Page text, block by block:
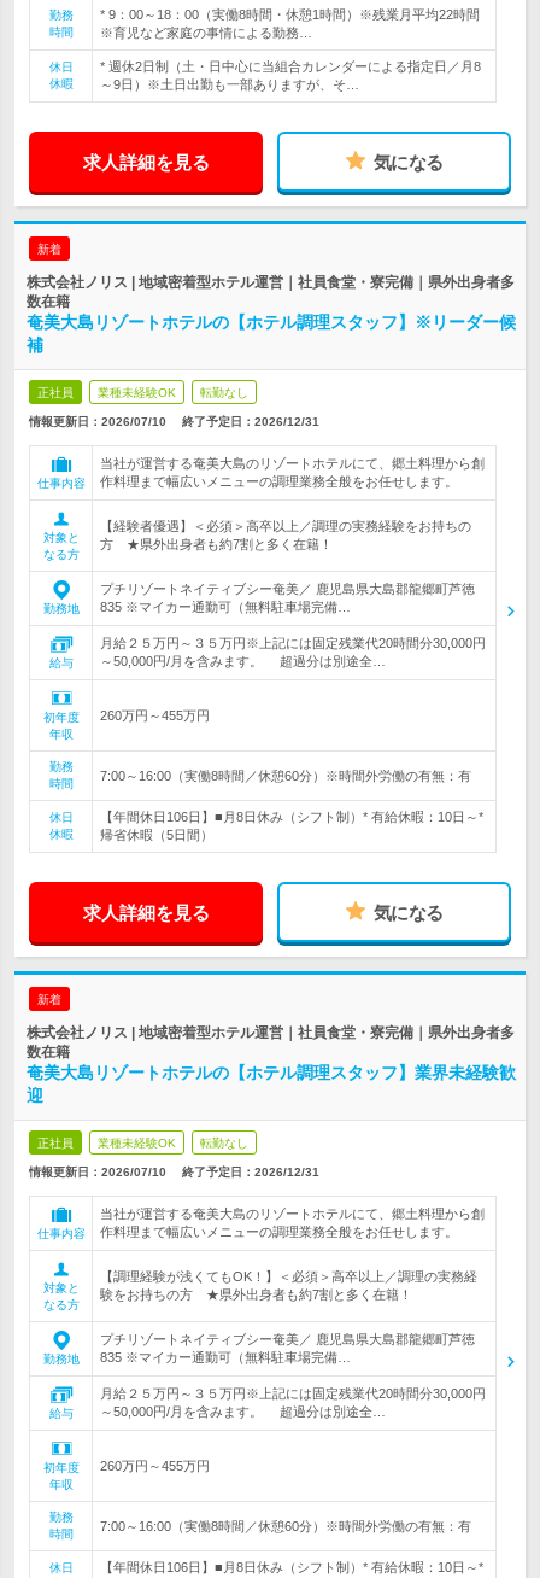
勤務
時間
* 9：00～18：00（実働8時間・休憩1時間）※残業月平均22時間
※育児など家庭の事情による勤務…
休日
休暇
* 週休2日制（土・日中心に当組合カレンダーによる指定日／月8
～9日）※土日出勤も一部ありますが、そ…
求人詳細を見る 気になる
新着
株式会社ノリス | 地域密着型ホテル運営｜社員食堂・寮完備｜県外出身者多
数在籍
奄美大島リゾートホテルの【ホテル調理スタッフ】※リーダー候
補
正社員 業種未経験OK 転勤なし
情報更新日：2026/07/10 終了予定日： 2026/12/31
仕事内容
当社が運営する奄美大島のリゾートホテルにて、郷土料理から創
作料理まで幅広いメニューの調理業務全般をお任せします。
対象と
なる方
【経験者優遇】＜必須＞高卒以上／調理の実務経験をお持ちの
方 ★県外出身者も約7割と多く在籍！
勤務地
プチリゾートネイティブシー奄美／ 鹿児島県大島郡龍郷町芦徳
835 ※マイカー通勤可（無料駐車場完備…
給与
月給２５万円～３５万円※上記には固定残業代20時間分30,000円
～50,000円/月を含みます。 超過分は別途全…
初年度
年収
260万円～455万円
勤務
時間
7:00～16:00（実働8時間／休憩60分）※時間外労働の有無：有
休日
休暇
【年間休日106日】■月8日休み（シフト制）* 有給休暇：10日～*
帰省休暇（5日間）
求人詳細を見る 気になる
新着
株式会社ノリス | 地域密着型ホテル運営｜社員食堂・寮完備｜県外出身者多
数在籍
奄美大島リゾートホテルの【ホテル調理スタッフ】業界未経験歓
迎
正社員 業種未経験OK 転勤なし
情報更新日：2026/07/10 終了予定日： 2026/12/31
仕事内容
当社が運営する奄美大島のリゾートホテルにて、郷土料理から創
作料理まで幅広いメニューの調理業務全般をお任せします。
対象と
なる方
【調理経験が浅くてもOK！】＜必須＞高卒以上／調理の実務経
験をお持ちの方 ★県外出身者も約7割と多く在籍！
勤務地
プチリゾートネイティブシー奄美／ 鹿児島県大島郡龍郷町芦徳
835 ※マイカー通勤可（無料駐車場完備…
給与
月給２５万円～３５万円※上記には固定残業代20時間分30,000円
～50,000円/月を含みます。 超過分は別途全…
初年度
年収
260万円～455万円
勤務
時間
7:00～16:00（実働8時間／休憩60分）※時間外労働の有無：有
休日
【年間休日106日】■月8日休み（シフト制）* 有給休暇：10日～*